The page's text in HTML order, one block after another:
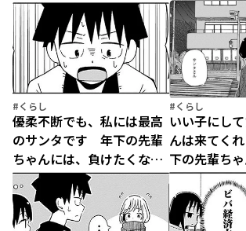
#くらし
優柔不断でも、私には最高
のサンタです 年下の先輩
ちゃんには、負けたくな
い。(9)
#くらし
いい子にし
んは来てく
下の先輩ち
たくない。